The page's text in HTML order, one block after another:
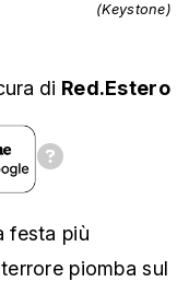
(Keystone)
di Red.Estero
festa più
piomba sul